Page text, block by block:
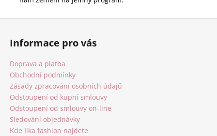
Z
Informace pro vás
Doprava a platba
Obchodní podmínky
Zásady zpracování osobních údajů
Odstoupení od kupní smlouvy
Odstoupení od smlouvy on-line
Sledování objednávky
Kde Ilka fashion najdete